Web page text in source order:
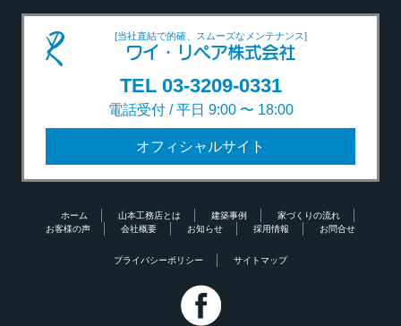
[当社直結で的確、スムーズなメンテナンス]
ワイ・リペア株式会社
TEL 03-3209-0331
電話受付 / 平日 9:00 〜 18:00
オフィシャルサイト
ホーム 山本工務店とは 建築事例
家づくりの流れ
お客様の声
会社概要 お知らせ 採用情報 お問合せ
プライバシーポリシー サイトマップ